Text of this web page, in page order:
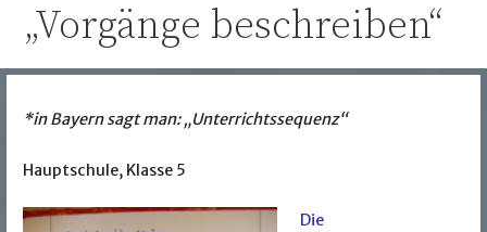
„Vorgänge beschreiben“
*in Bayern sagt man: „Unterrichtssequenz“
Hauptschule, Klasse 5
Die